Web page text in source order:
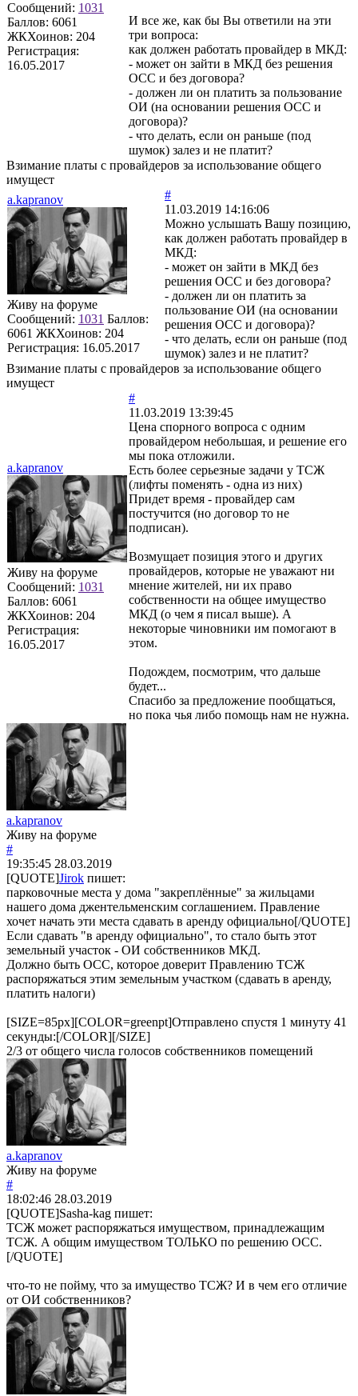
Сообщений: 1031
Баллов: 6061
ЖКХоинов: 204
Регистрация:
16.05.2017
И все же, как бы Вы ответили на эти
три вопроса:
как должен работать провайдер в МКД:
- может он зайти в МКД без решения
ОСС и без договора?
- должен ли он платить за пользование
ОИ (на основании решения ОСС и
договора)?
- что делать, если он раньше (под
шумок) залез и не платит?
Взимание платы с провайдеров за использование общего
имущест
a.kapranov
Живу на форуме
Сообщений: 1031 Баллов:
6061 ЖКХоинов: 204
Регистрация: 16.05.2017
#
11.03.2019 14:16:06
Можно услышать Вашу позицию,
как должен работать провайдер в
МКД:
- может он зайти в МКД без
решения ОСС и без договора?
- должен ли он платить за
пользование ОИ (на основании
решения ОСС и договора)?
- что делать, если он раньше (под
шумок) залез и не платит?
Взимание платы с провайдеров за использование общего
имущест
a.kapranov
Живу на форуме
Сообщений: 1031
Баллов: 6061
ЖКХоинов: 204
Регистрация:
16.05.2017
#
11.03.2019 13:39:45
Цена спорного вопроса с одним
провайдером небольшая, и решение его
мы пока отложили.
Есть более серьезные задачи у ТСЖ
(лифты поменять - одна из них)
Придет время - провайдер сам
постучится (но договор то не
подписан).
Возмущает позиция этого и других
провайдеров, которые не уважают ни
мнение жителей, ни их право
собственности на общее имущество
МКД (о чем я писал выше). А
некоторые чиновники им помогают в
этом.
Подождем, посмотрим, что дальше
будет...
Спасибо за предложение пообщаться,
но пока чья либо помощь нам не нужна.
a.kapranov
Живу на форуме
#
19:35:45 28.03.2019
[QUOTE]Jirok пишет:
парковочные места у дома "закреплённые" за жильцами
нашего дома джентельменским соглашением. Правление
хочет начать эти места сдавать в аренду официально[/QUOTE]
Если сдавать "в аренду официально", то стало быть этот
земельный участок - ОИ собственников МКД.
Должно быть ОСС, которое доверит Правлению ТСЖ
распоряжаться этим земельным участком (сдавать в аренду,
платить налоги)
[SIZE=85px][COLOR=greenpt]Отправлено спустя 1 минуту 41
секунды:[/COLOR][/SIZE]
2/3 от общего числа голосов собственников помещений
a.kapranov
Живу на форуме
#
18:02:46 28.03.2019
[QUOTE]Sasha-kag пишет:
ТСЖ может распоряжаться имуществом, принадлежащим
ТСЖ. А общим имуществом ТОЛЬКО по решению ОСС.
[/QUOTE]
что-то не пойму, что за имущество ТСЖ? И в чем его отличие
от ОИ собственников?